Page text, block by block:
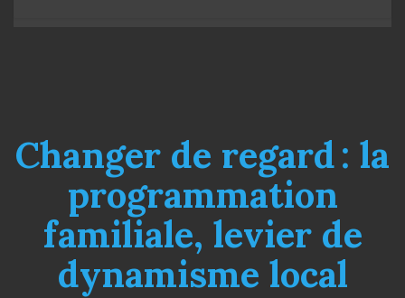
Changer de regard : la
programmation
familiale, levier de
dynamisme local